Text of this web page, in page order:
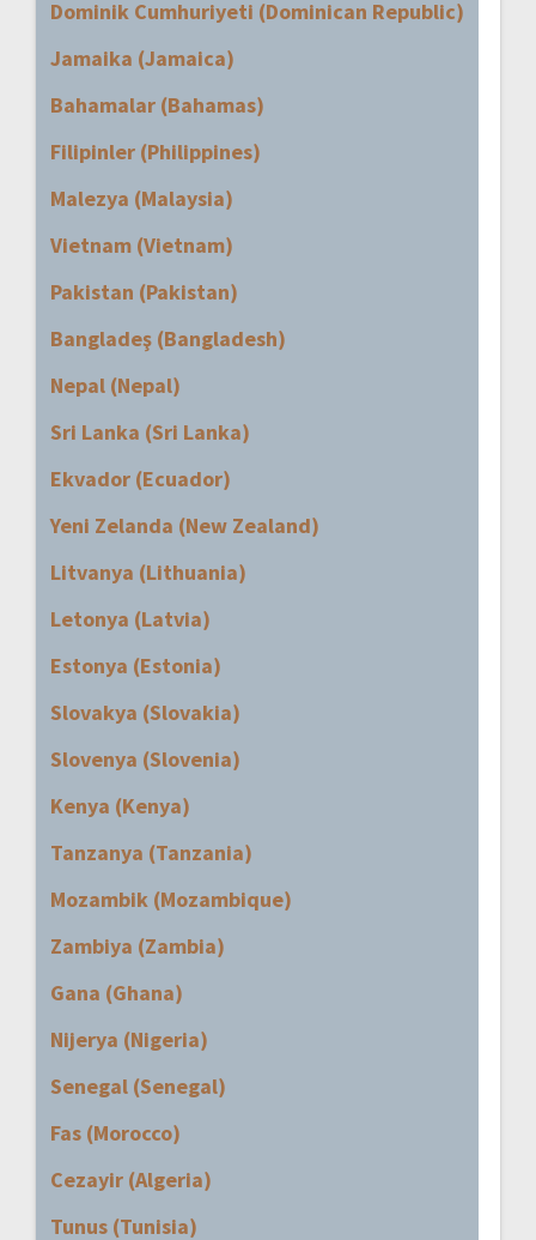
Dominik Cumhuriyeti (Dominican Republic)
Jamaika (Jamaica)
Bahamalar (Bahamas)
Filipinler (Philippines)
Malezya (Malaysia)
Vietnam (Vietnam)
Pakistan (Pakistan)
Bangladeş (Bangladesh)
Nepal (Nepal)
Sri Lanka (Sri Lanka)
Ekvador (Ecuador)
Yeni Zelanda (New Zealand)
Litvanya (Lithuania)
Letonya (Latvia)
Estonya (Estonia)
Slovakya (Slovakia)
Slovenya (Slovenia)
Kenya (Kenya)
Tanzanya (Tanzania)
Mozambik (Mozambique)
Zambiya (Zambia)
Gana (Ghana)
Nijerya (Nigeria)
Senegal (Senegal)
Fas (Morocco)
Cezayir (Algeria)
Tunus (Tunisia)